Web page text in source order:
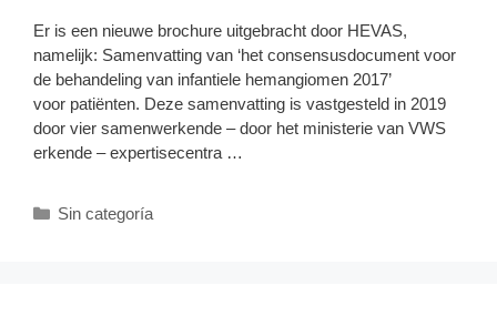
Er is een nieuwe brochure uitgebracht door HEVAS,
namelijk: Samenvatting van ‘het consensusdocument voor
de behandeling van infantiele hemangiomen 2017’
voor patiënten. Deze samenvatting is vastgesteld in 2019
door vier samenwerkende – door het ministerie van VWS
erkende – expertisecentra …
Categories
Sin categoría